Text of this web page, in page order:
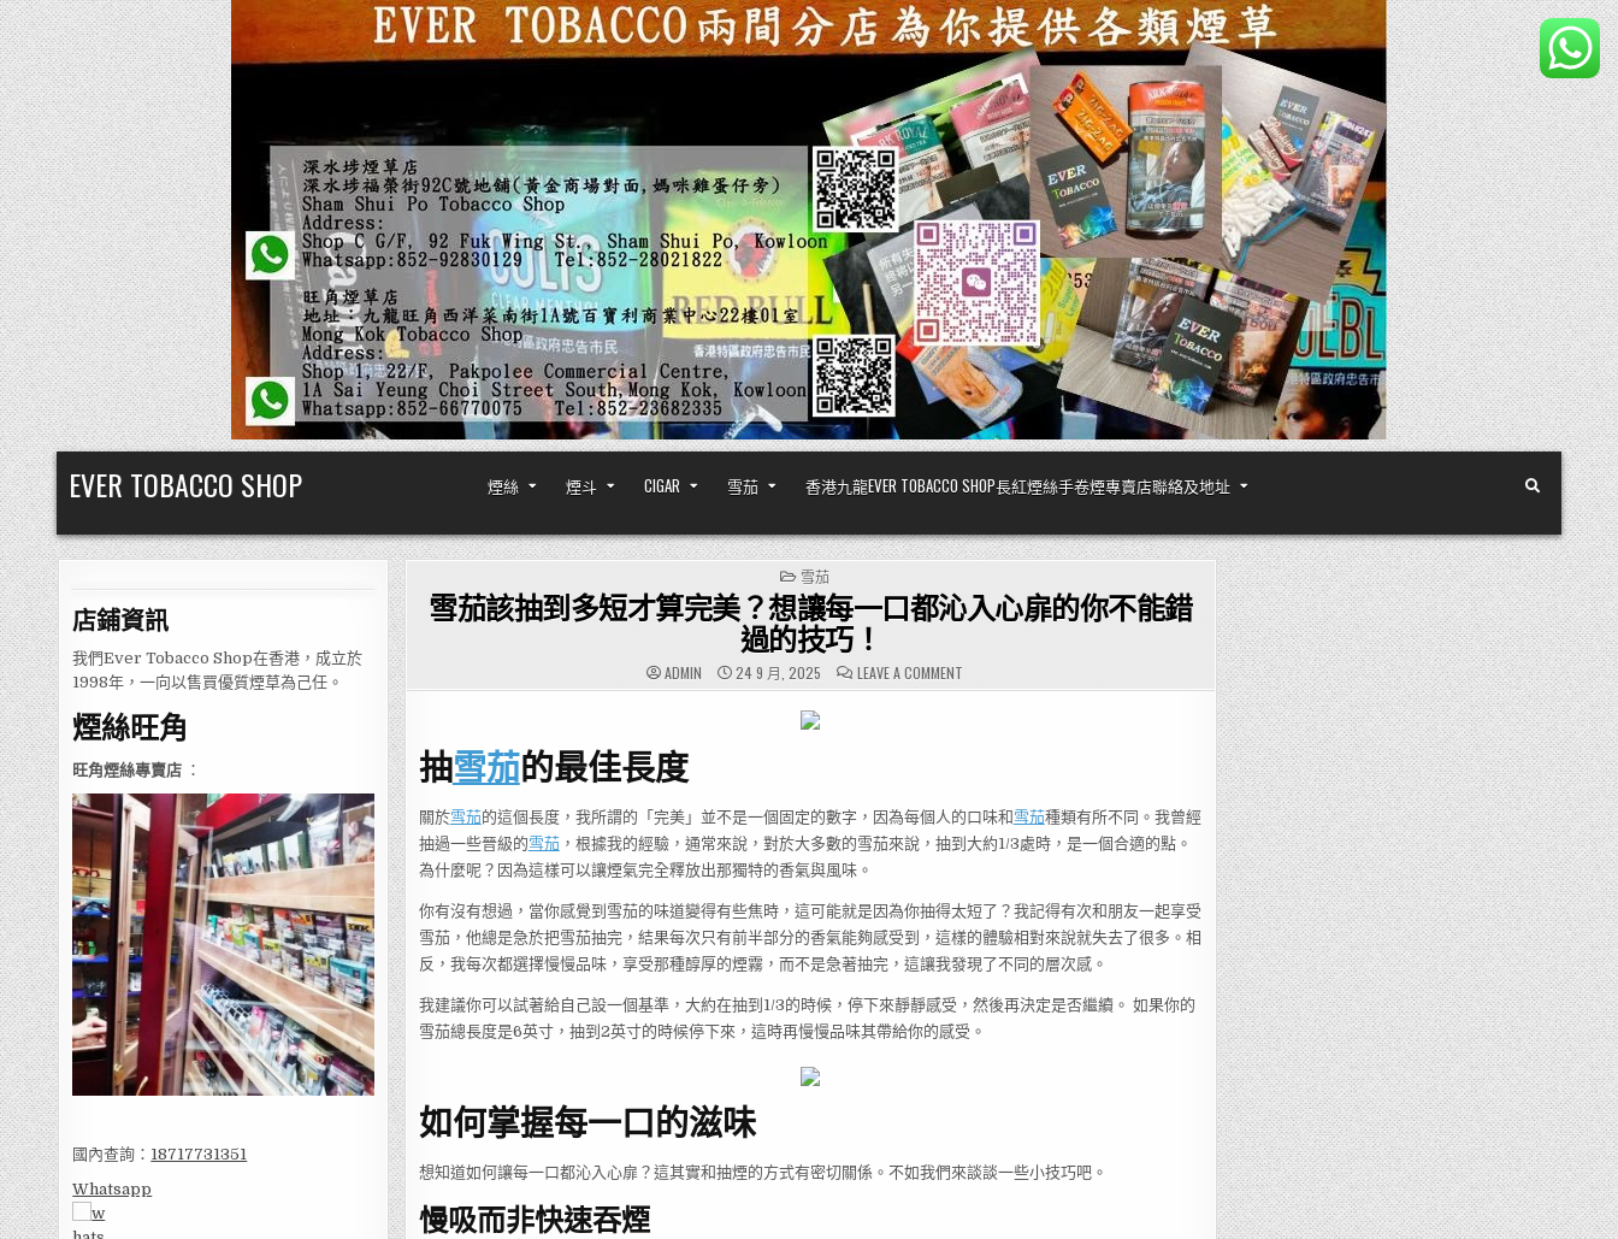
Skip
to
content
EVER TOBACCO SHOP 煙絲 煙斗 CIGAR 雪茄 香港九龍EVER TOBACCO SHOP長紅煙絲手卷煙專賣店聯絡及地址
店鋪資訊
我們Ever Tobacco Shop在香港，成立於
1998年，一向以售買優質煙草為己任。
煙絲旺角
旺角煙絲專賣店 ：
國內查詢： 18717731351
Whatsapp
POSTED
IN
雪茄
雪茄該抽到多短才算完美？想讓每一口都沁入心扉的你不能錯
過的技巧！
ADMIN 24 9 月, 2025 LEAVE A COMMENTON
雪
完
美？
想
口
都
沁
入
心
扉
你
不
能
抽雪茄的最佳長度
關於雪茄的這個長度，我所謂的「完美」並不是一個固定的數字，因為每個人的口味和雪茄種類有所不同。我曾經
抽過一些晉級的雪茄，根據我的經驗，通常來說，對於大多數的雪茄來說，抽到大約1/3處時，是一個合適的點。
為什麼呢？因為這樣可以讓煙氣完全釋放出那獨特的香氣與風味。
你有沒有想過，當你感覺到雪茄的味道變得有些焦時，這可能就是因為你抽得太短了？我記得有次和朋友一起享受
雪茄，他總是急於把雪茄抽完，結果每次只有前半部分的香氣能夠感受到，這樣的體驗相對來說就失去了很多。相
反，我每次都選擇慢慢品味，享受那種醇厚的煙霧，而不是急著抽完，這讓我發現了不同的層次感。
我建議你可以試著給自己設一個基準，大約在抽到1/3的時候，停下來靜靜感受，然後再決定是否繼續。 如果你的
雪茄總長度是6英寸，抽到2英寸的時候停下來，這時再慢慢品味其帶給你的感受。
如何掌握每一口的滋味
想知道如何讓每一口都沁入心扉？這其實和抽煙的方式有密切關係。不如我們來談談一些小技巧吧。
慢吸而非快速吞煙